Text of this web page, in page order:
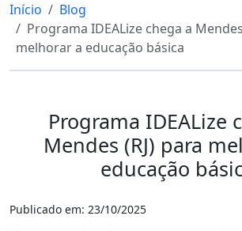
Início
Blog
Programa IDEALize chega a
melhorar a educação básica
Programa IDEALize
Mendes (RJ) para
educação
Publicado em: 23/10/2025